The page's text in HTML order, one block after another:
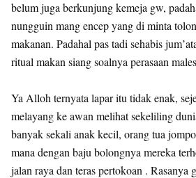
belum juga berkunjung kemeja gw,
nungguin mang encep yang di minta
makanan. Padahal pas tadi sehabis
ritual makan siang soalnya perasaan
Ya Alloh ternyata lapar itu tidak enak,
melayang ke awan melihat sekeliling
banyak sekali anak kecil, orang tua
mana dengan baju bolongnya mereka
jalan raya dan teras pertokoan . Rasanya